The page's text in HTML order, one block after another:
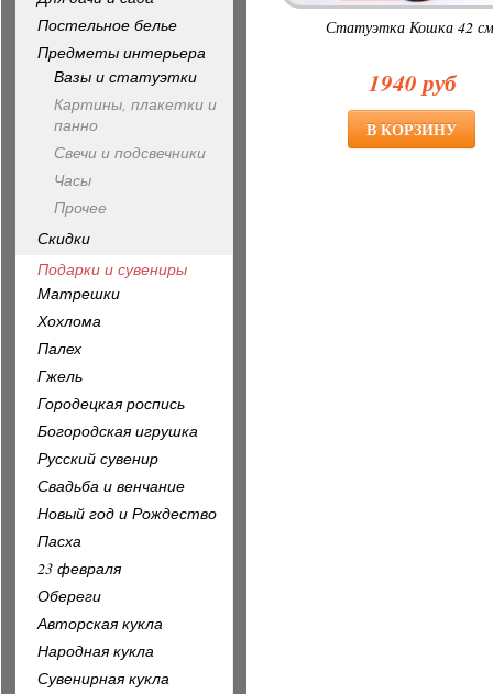
Статуэтка Кошка 42
1940 руб
Постельное белье
Предметы интерьера
Вазы и статуэтки
Картины, плакетки и
панно
Свечи и подсвечники
Часы
Прочее
Скидки
Подарки и сувениры
Матрешки
Хохлома
Палех
Гжель
Городецкая роспись
Богородская игрушка
Русский сувенир
Свадьба и венчание
Новый год и Рождество
Пасха
23 февраля
Обереги
Авторская кукла
Народная кукла
Сувенирная кукла